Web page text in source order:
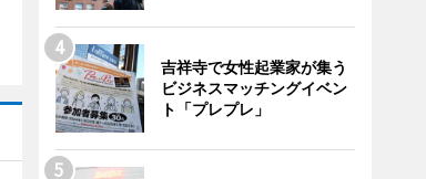
吉祥寺で女性起業家が集う
ビジネスマッチングイベン
ト「プレプレ」